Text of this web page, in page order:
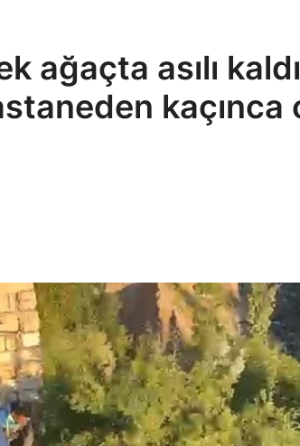
ağaçta asılı
kaçınca